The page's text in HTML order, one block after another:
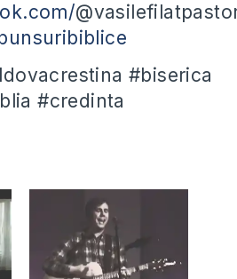
#biserica
#credinta